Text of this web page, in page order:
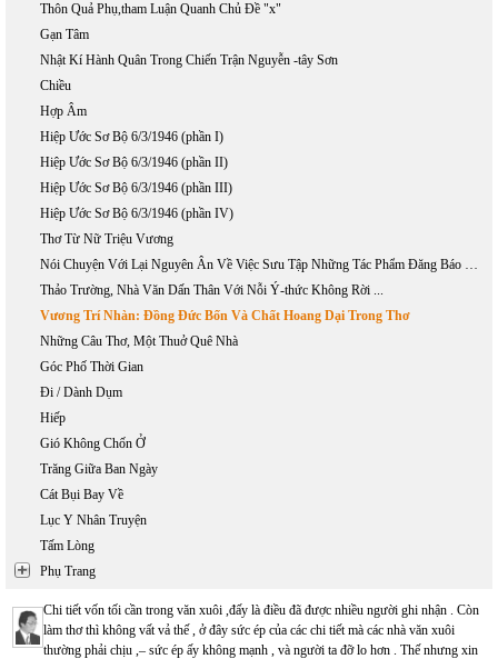
Thôn Quả Phụ,tham Luận Quanh Chủ Đề "x"
Gạn Tâm
Nhật Kí Hành Quân Trong Chiến Trận Nguyễn -tây Sơn
Chiều
Hợp Âm
Hiệp Ước Sơ Bộ 6/3/1946 (phần I)
Hiệp Ước Sơ Bộ 6/3/1946 (phần II)
Hiệp Ước Sơ Bộ 6/3/1946 (phần III)
Hiệp Ước Sơ Bộ 6/3/1946 (phần IV)
Thơ Từ Nữ Triệu Vương
Nói Chuyện Với Lại Nguyên Ân Về Việc Sưu Tập Những Tác Phẩm Đăng Báo Của Phan Khôi
Thảo Trường, Nhà Văn Dấn Thân Với Nỗi Ý-thức Không Rời ...
Vương Trí Nhàn: Đồng Đức Bốn Và Chất Hoang Dại Trong Thơ
Những Câu Thơ, Một Thuở Quê Nhà
Góc Phố Thời Gian
Đi / Dành Dụm
Hiếp
Gió Không Chốn Ở
Trăng Giữa Ban Ngày
Cát Bụi Bay Về
Lục Y Nhân Truyện
Tấm Lòng
Phụ Trang
Chi tiết vốn tối cần trong văn xuôi ,đấy là điều đã được nhiều người ghi nhận . Còn
làm thơ thì không vất vả thế , ở đây sức ép của các chi tiết mà các nhà văn xuôi
thường phải chịu ,– sức ép ấy không mạnh , và người ta đỡ lo hơn . Thế nhưng xin